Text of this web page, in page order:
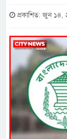
প্রকাশিত: জুন